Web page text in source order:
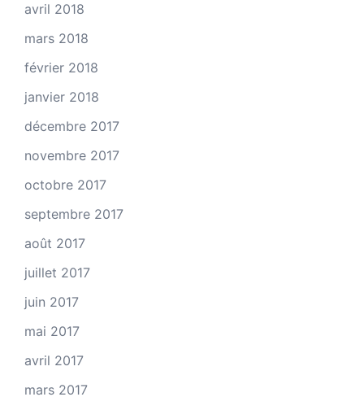
avril 2018
mars 2018
février 2018
janvier 2018
décembre 2017
novembre 2017
octobre 2017
septembre 2017
août 2017
juillet 2017
juin 2017
mai 2017
avril 2017
mars 2017